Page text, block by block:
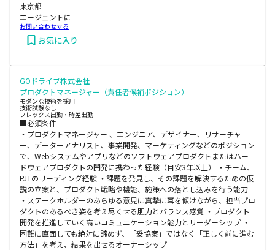
東京都
エージェントに
お問い合わせする
お気に入り
GOドライブ株式会社
プロダクトマネージャー（責任者候補ポジション）
モダンな技術を採用
技術試験なし
フレックス出勤・時差出勤
■必須条件
・プロダクトマネージャー 、エンジニア、デザイナー、リサーチャ
ー、データーアナリスト、事業開発、マーケティングなどのポジション
で、Webシステムやアプリなどのソフトウェアプロダクトまたはハー
ドウェアプロダクトの開発に携わった経験（目安3年以上） ・チーム、
PJTのリーディング経験 ・課題を発見し、その課題を解決するための仮
説の立案と、プロダクト戦略や機能、施策への落とし込みを行う能力
・ステークホルダーのあらゆる意見に真摯に耳を傾けながら、担当プロ
ダクトのあるべき姿を考え尽くせる胆力とバランス感覚 ・プロダクト
開発を推進していく高いコミュニケーション能力とリーダーシップ ・
困難に直面しても絶対に諦めず、「妥協案」ではなく「正しく前に進む
方法」を考え、結果を出せるオーナーシップ